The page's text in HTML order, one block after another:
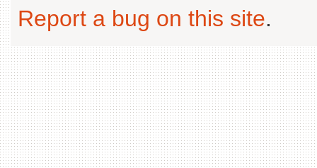
Report a bug on this site.